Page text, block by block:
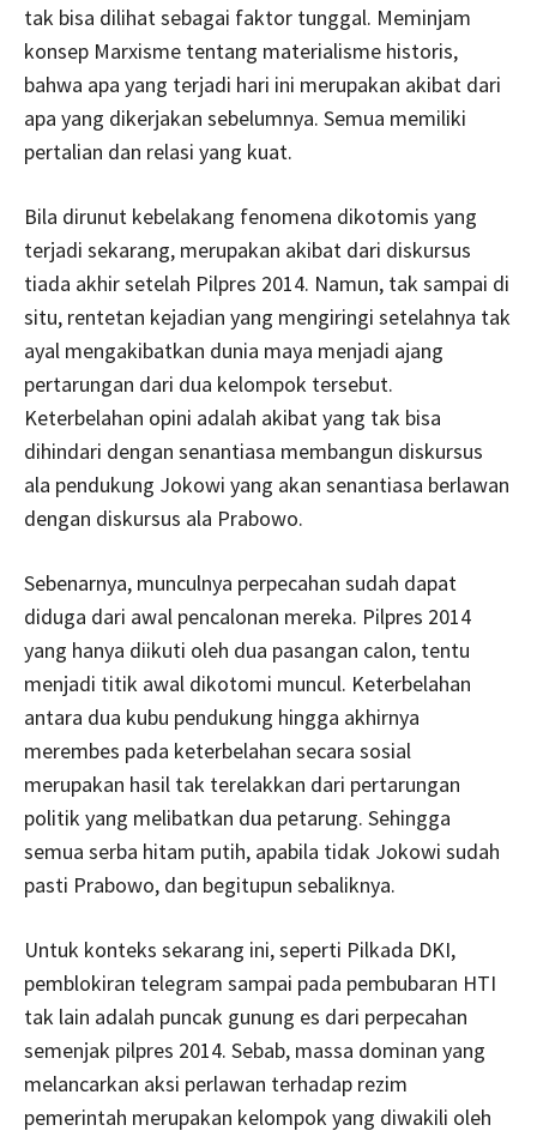
tak bisa dilihat sebagai faktor tunggal. Meminjam
konsep Marxisme tentang materialisme historis,
bahwa apa yang terjadi hari ini merupakan akibat dari
apa yang dikerjakan sebelumnya. Semua memiliki
pertalian dan relasi yang kuat.
Bila dirunut kebelakang fenomena dikotomis yang
terjadi sekarang, merupakan akibat dari diskursus
tiada akhir setelah Pilpres 2014. Namun, tak sampai di
situ, rentetan kejadian yang mengiringi setelahnya tak
ayal mengakibatkan dunia maya menjadi ajang
pertarungan dari dua kelompok tersebut.
Keterbelahan opini adalah akibat yang tak bisa
dihindari dengan senantiasa membangun diskursus
ala pendukung Jokowi yang akan senantiasa berlawan
dengan diskursus ala Prabowo.
Sebenarnya, munculnya perpecahan sudah dapat
diduga dari awal pencalonan mereka. Pilpres 2014
yang hanya diikuti oleh dua pasangan calon, tentu
menjadi titik awal dikotomi muncul. Keterbelahan
antara dua kubu pendukung hingga akhirnya
merembes pada keterbelahan secara sosial
merupakan hasil tak terelakkan dari pertarungan
politik yang melibatkan dua petarung. Sehingga
semua serba hitam putih, apabila tidak Jokowi sudah
pasti Prabowo, dan begitupun sebaliknya.
Untuk konteks sekarang ini, seperti Pilkada DKI,
pemblokiran telegram sampai pada pembubaran HTI
tak lain adalah puncak gunung es dari perpecahan
semenjak pilpres 2014. Sebab, massa dominan yang
melancarkan aksi perlawan terhadap rezim
pemerintah merupakan kelompok yang diwakili oleh